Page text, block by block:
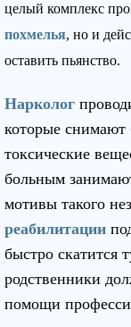
целый комплекс
похмелья, но и
оставить пьянство.
Нарколог
которые снимают
токсические
больным
мотивы такого
реабилитации
быстро скатится
родственники
помощи